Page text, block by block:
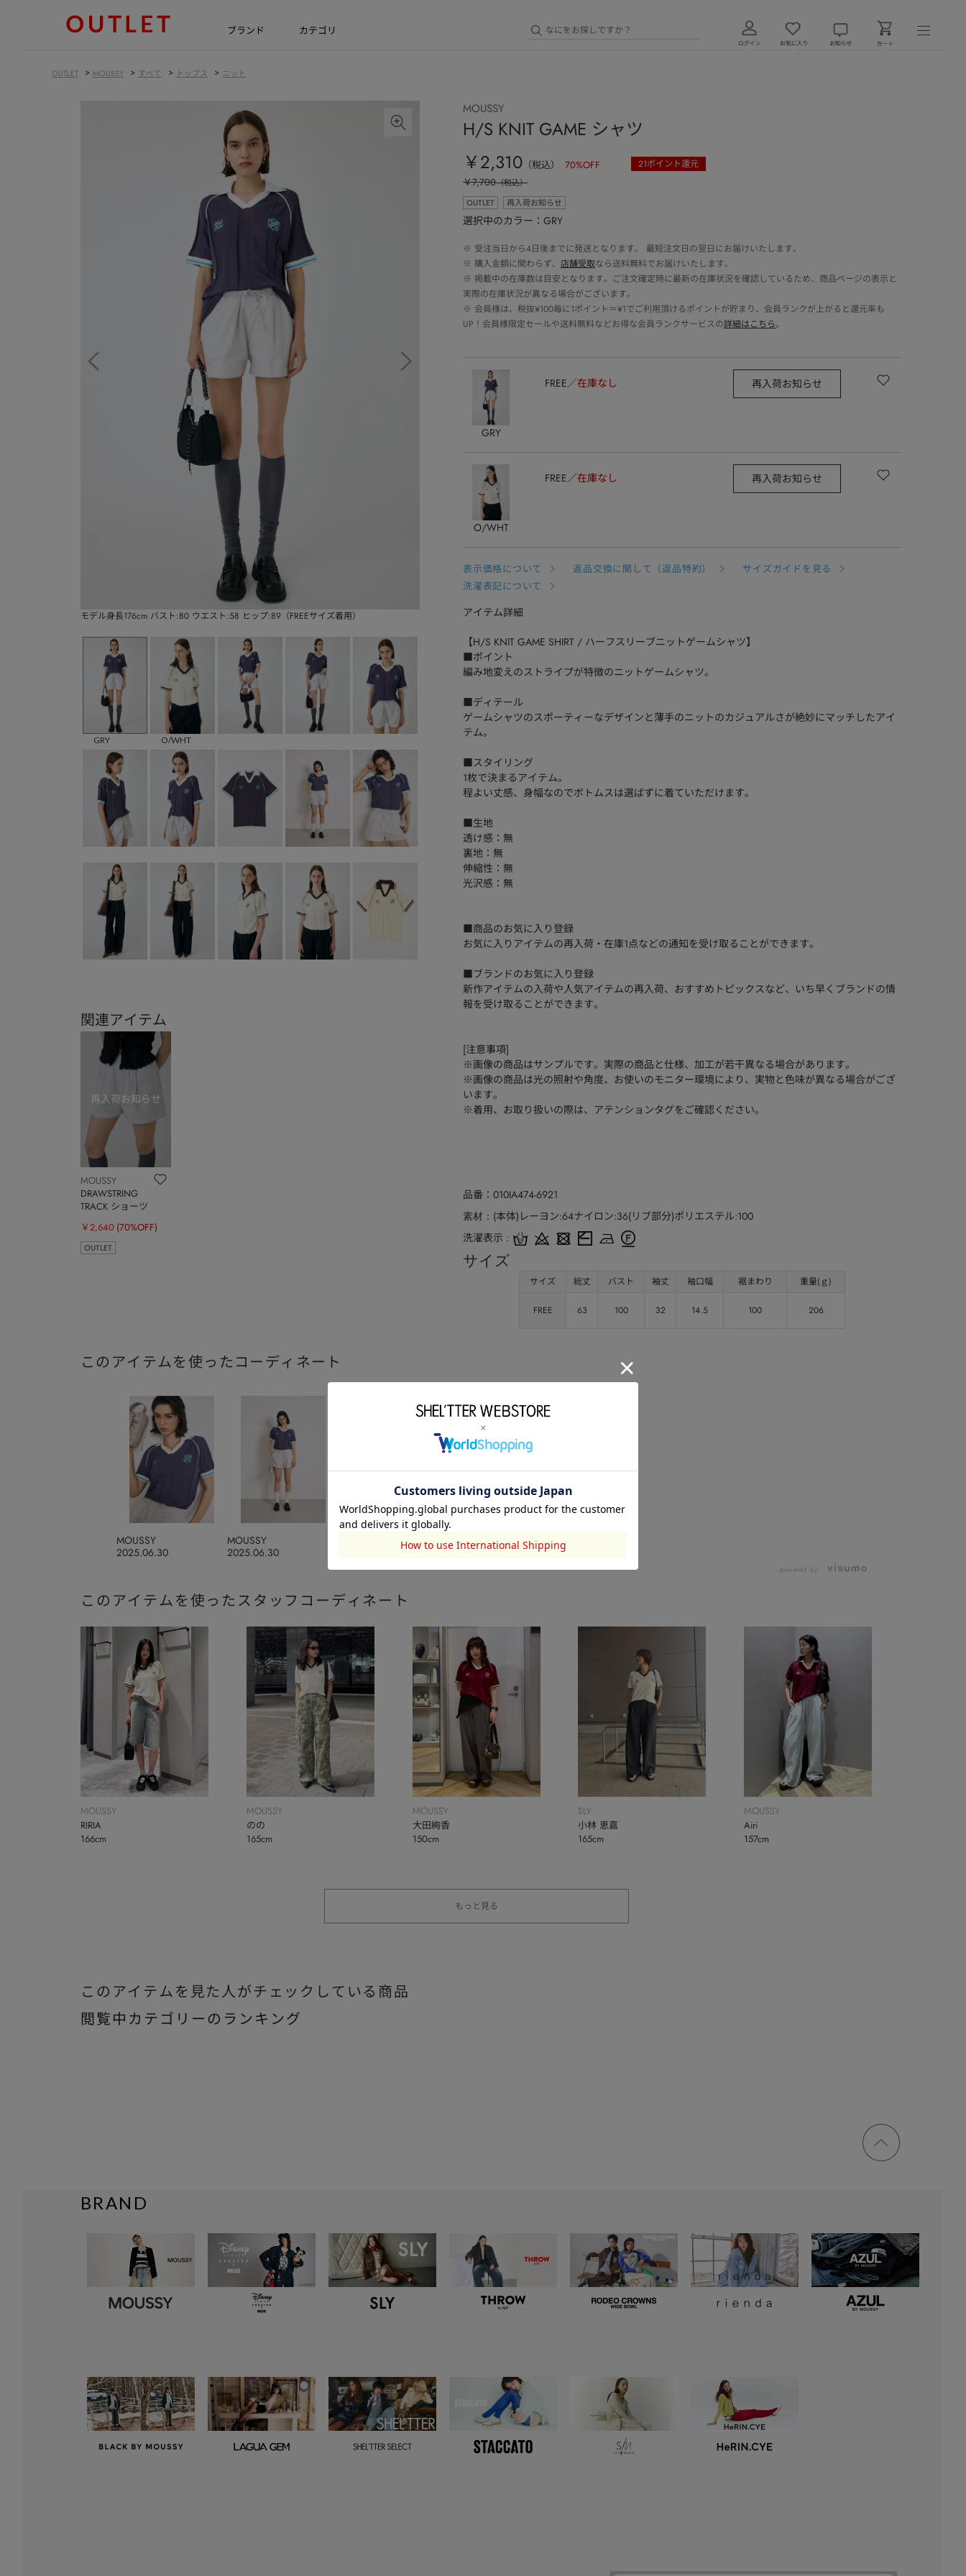
ブランド カテゴリ
OUTLET > MOUSSY > すべて > トップス > ニット
モデル身長176cm バスト:80 ウエスト:58 ヒップ:89（FREEサイズ着用）
GRY O/WHT
関連アイテム
MOUSSY
DRAWSTRING
TRACK ショーツ
￥2,640 (70%OFF)
OUTLET
MOUSSY
H/S KNIT GAME シャツ
￥2,310 （税込） 70%OFF 21ポイント還元
￥7,700（税込）
OUTLET
再入荷お知らせ
選択中のカラー：GRY
※ 受注当日から4日後までに発送となります。 最短注文日の翌日にお届けいたします。
※ 購入金額に関わらず、 店舗受取なら送料無料でお届けいたします。
※ 掲載中の在庫数は目安となります。ご注文確定時に最新の在庫状況を確認しているため、商品ページの表示と
実際の在庫状況が異なる場合がございます。
※ 会員様は、税抜¥100毎に1ポイント＝¥1でご利用頂けるポイントが貯まり、会員ランクが上がると還元率も
UP！会員様限定セールや送料無料などお得な会員ランクサービスの詳細はこちら。
GRY
FREE 在庫なし 再入荷お知らせ
O/WHT
FREE 在庫なし 再入荷お知らせ
表示価格について 返品交換に関して（返品特約）
サイズガイドを見る
洗濯表記について
アイテム詳細
【H/S KNIT GAME SHIRT / ハーフスリーブニットゲームシャツ】
■ポイント
編み地変えのストライプが特徴のニットゲームシャツ。
■ディテール
ゲームシャツのスポーティーなデザインと薄手のニットのカジュアルさが絶妙にマッチしたアイ
テム。
■スタイリング
1枚で決まるアイテム。
程よい丈感、身幅なのでボトムスは選ばずに着ていただけます。
■生地
透け感：無
裏地：無
伸縮性：無
光沢感：無
■商品のお気に入り登録
お気に入りアイテムの再入荷・在庫1点などの通知を受け取ることができます。
■ブランドのお気に入り登録
新作アイテムの入荷や人気アイテムの再入荷、おすすめトピックスなど、いち早くブランドの情
報を受け取ることができます。
[注意事項]
※画像の商品はサンプルです。実際の商品と仕様、加工が若干異なる場合があります。
※画像の商品は光の照射や角度、お使いのモニター環境により、実物と色味が異なる場合がござ
います。
※着用、お取り扱いの際は、アテンションタグをご確認ください。
品番 010IA474-6921
素材
(本体)レーヨン:64ナイロン:36(リブ部分)ポリエステル:100
洗濯表示
サイズ
サイズ 総丈 バスト 袖丈 袖口幅 裾まわり 重量(ｇ)
FREE 63 100 32 14.5 100 206
このアイテムを使ったコーディネート
2025.06.30
MOUSSY
2025.06.30
MOUSSY
powered by
このアイテムを使ったスタッフコーディネート
MOUSSY
RIRIA
166cm
MOUSSY
のの
165cm
MOUSSY
大田絢香
150cm
SLY
小林 恵嘉
165cm
MOUSSY
Airi
157cm
もっと見る
このアイテムを見た人がチェックしている商品
閲覧中カテゴリーのランキング
ページ
トップ
BRAND